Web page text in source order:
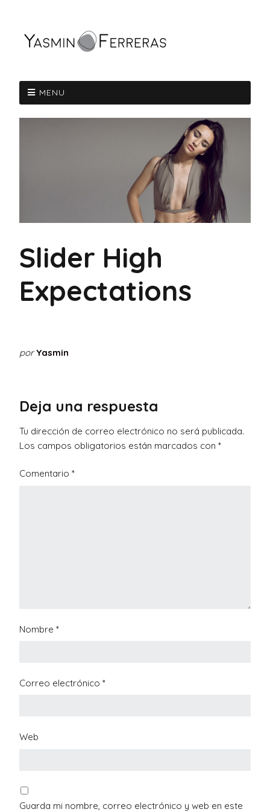
MENU
Slider High
Expectations
porYasmin
Deja una respuesta
Tu dirección de correo electrónico no será publicada.
Los campos obligatorios están marcados con *
Comentario *
Nombre *
Correo electrónico *
Web
Guarda mi nombre, correo electrónico y web en este